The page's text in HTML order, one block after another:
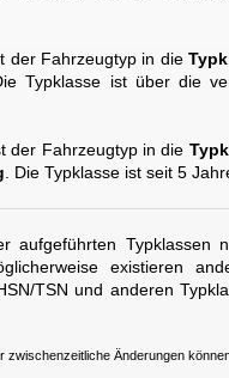
der Fahrzeugtyp in die
Typklasse ist über die
der Fahrzeugtyp in die
. Die Typklasse ist seit 5
aufgeführten Typklassen
existieren
TSN und anderen
zwischenzeitliche Änderungen